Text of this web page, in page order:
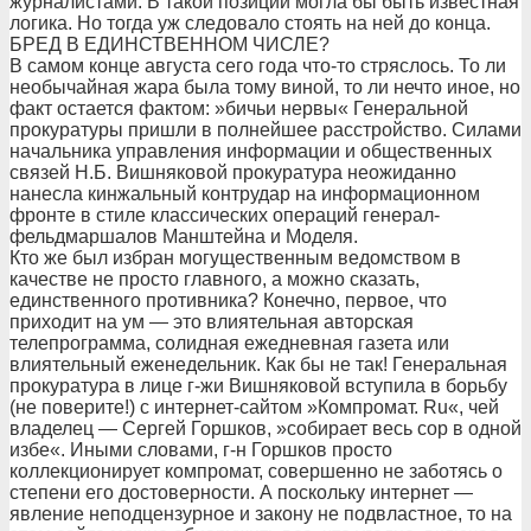
логика. Но тогда уж следовало стоять на ней до конца.
БРЕД В ЕДИНСТВЕННОМ ЧИСЛЕ?
В самом конце августа сего года что-то стряслось. То ли
необычайная жара была тому виной, то ли нечто иное, но
факт остается фактом: »бичьи нервы« Генеральной
прокуратуры пришли в полнейшее расстройство. Силами
начальника управления информации и общественных
связей Н.Б. Вишняковой прокуратура неожиданно
нанесла кинжальный контрудар на информационном
фронте в стиле классических операций генерал-
фельдмаршалов Манштейна и Моделя.
Кто же был избран могущественным ведомством в
качестве не просто главного, а можно сказать,
единственного противника? Конечно, первое, что
приходит на ум — это влиятельная авторская
телепрограмма, солидная ежедневная газета или
влиятельный еженедельник. Как бы не так! Генеральная
прокуратура в лице г-жи Вишняковой вступила в борьбу
(не поверите!) с интернет-сайтом »Компромат. Ru«, чей
владелец — Сергей Горшков, »собирает весь сор в одной
избе«. Иными словами, г-н Горшков просто
коллекционирует компромат, совершенно не заботясь о
степени его достоверности. А поскольку интернет —
явление неподцензурное и закону не подвластное, то на